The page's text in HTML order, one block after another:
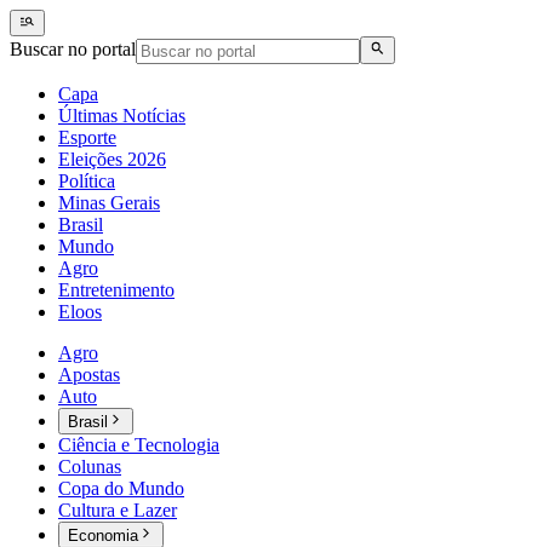
Buscar no portal
Capa
Últimas Notícias
Esporte
Eleições 2026
Política
Minas Gerais
Brasil
Mundo
Agro
Entretenimento
Eloos
Agro
Apostas
Auto
Brasil
Ciência e Tecnologia
Colunas
Copa do Mundo
Cultura e Lazer
Economia